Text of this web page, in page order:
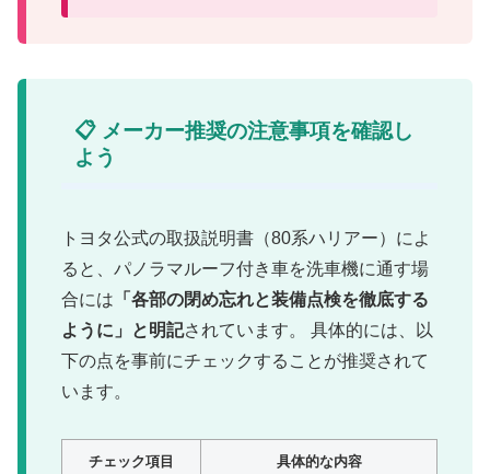
📋 メーカー推奨の注意事項を確認し
よう
トヨタ公式の取扱説明書（80系ハリアー）によ
ると、パノラマルーフ付き車を洗車機に通す場
合には 「各部の閉め忘れと装備点検を徹底する
ように」と明記されています。 具体的には、以
下の点を事前にチェックすることが推奨されて
います。
チェック項目 具体的な内容